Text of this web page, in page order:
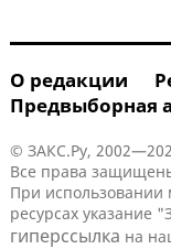
О редакции
Предвыборная
© ЗАКС.Ру,
Все права
При использовании
ресурсах указание
гиперссылка на